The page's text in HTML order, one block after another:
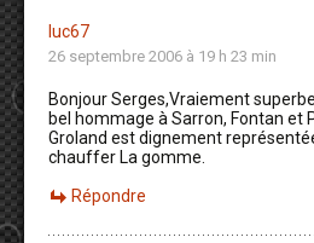
luc67
26 septembre 2006 à 19 h 23 min
Bonjour Serges,Vraiement
bel hommage à Sarron, Fontan et
Groland est dignement
chauffer La gomme.
Répondre